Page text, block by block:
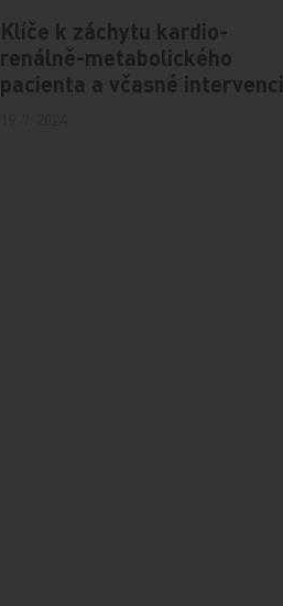
Klíče k záchytu kardio-
renálně-metabolického
pacienta a včasné intervenci